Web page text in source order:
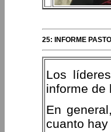
25: INFORME
Los
informe de
En
cuanto